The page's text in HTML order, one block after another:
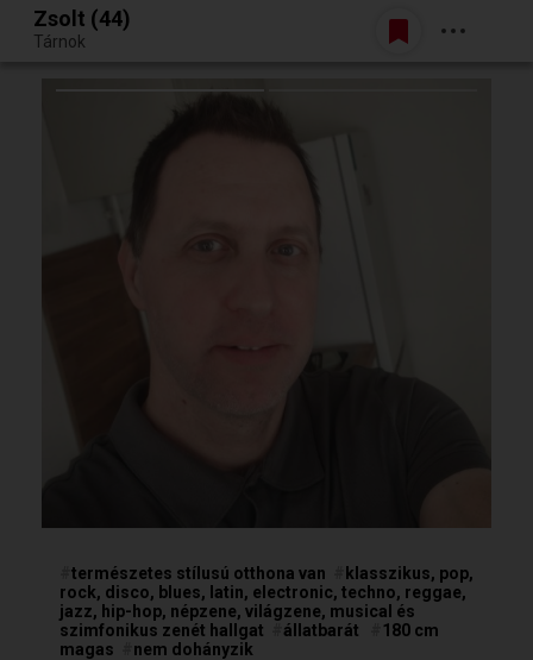
Egy jó randiból bármi lehet.
Belépés
Zsolt (44)
Tárnok
természetes stílusú otthona van
klasszikus, pop,
rock, disco, blues, latin, electronic, techno, reggae,
jazz, hip-hop, népzene, világzene, musical és
szimfonikus zenét hallgat
állatbarát
180 cm
magas
nem dohányzik